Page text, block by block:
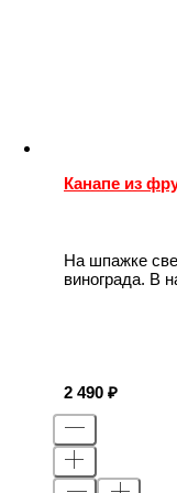
Канапе из
На шпажке
винограда. В
2 490